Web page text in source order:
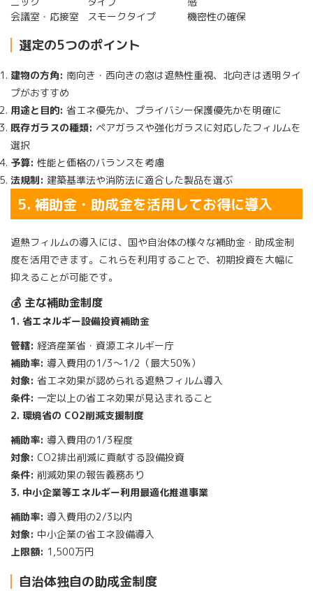
会議室・応接室
スモークタイプ 機密性の確保
選定の5つのポイント
建物の方角: 南向き・西向きの窓は遮熱性重視、北向きは透明タイ
プがおすすめ
用途と目的: 省エネ優先か、プライバシー保護優先かを明確に
既存ガラスの種類: ペアガラスや強化ガラスに対応したフィルムを
選択
予算: 性能と価格のバランスを考慮
法規制: 建築基準法や消防法に適合した製品を選ぶ
5. 補助金・助成金を活用してお得に導入
遮熱フィルムの導入には、国や自治体の様々な補助金・助成金制
度を活用できます。これらを利用することで、初期投資を大幅に
抑えることが可能です。
💰 主な補助金制度
1. 省エネルギー設備投資補助金
管轄: 経済産業省・資源エネルギー庁
補助率: 導入費用の1/3〜1/2（最大50%）
対象: 省エネ効果が認められる遮熱フィルム導入
条件: 一定以上の省エネ効果が見込まれること
2. 環境省の CO2削減支援制度
補助率: 導入費用の1/3程度
対象: CO2排出削減に貢献する設備投資
条件: 削減効果の報告義務あり
3. 中小企業等エネルギー利用最適化推進事業
補助率: 導入費用の2/3以内
対象: 中小企業の省エネ設備導入
上限額: 1,500万円
自治体独自の助成金制度